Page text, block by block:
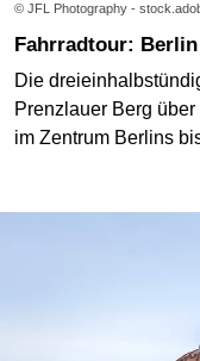
© JFL Photography -
Fahrradtour:
Die
Prenzlauer Berg
im Zentrum Berlins